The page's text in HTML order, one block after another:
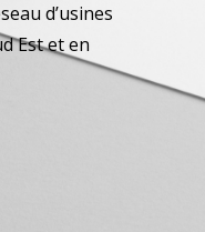
d’usines
Est et en